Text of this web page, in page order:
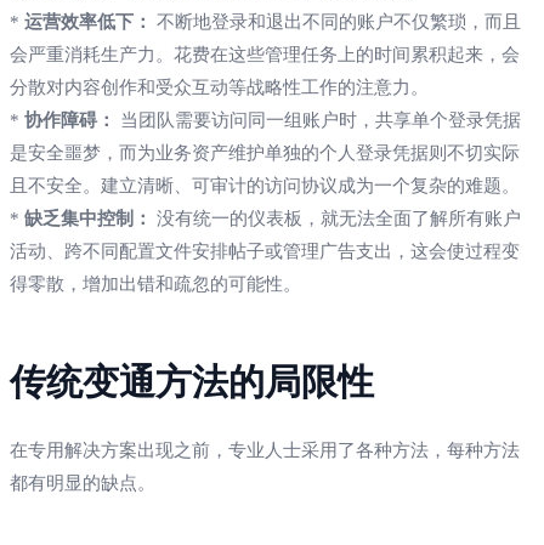
* 运营效率低下：
不断地登录和退出不同的账户不仅繁琐，而且
会严重消耗生产力。花费在这些管理任务上的时间累积起来，会
分散对内容创作和受众互动等战略性工作的注意力。
* 协作障碍：
当团队需要访问同一组账户时，共享单个登录凭据
是安全噩梦，而为业务资产维护单独的个人登录凭据则不切实际
且不安全。建立清晰、可审计的访问协议成为一个复杂的难题。
* 缺乏集中控制：
没有统一的仪表板，就无法全面了解所有账户
活动、跨不同配置文件安排帖子或管理广告支出，这会使过程变
得零散，增加出错和疏忽的可能性。
传统变通方法的局限性
在专用解决方案出现之前，专业人士采用了各种方法，每种方法
都有明显的缺点。